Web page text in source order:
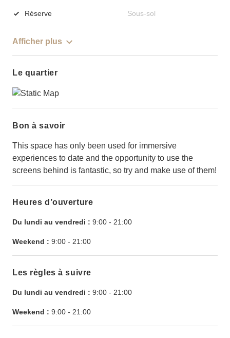
Réserve Sous-sol
Afficher plus
Le quartier
Bon à savoir
This space has only been used for immersive
experiences to date and the opportunity to use the
screens behind is fantastic, so try and make use of them!
Heures d’ouverture
Du lundi au vendredi : 9:00 - 21:00
Weekend : 9:00 - 21:00
Les règles à suivre
Du lundi au vendredi : 9:00 - 21:00
Weekend : 9:00 - 21:00